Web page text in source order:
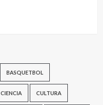
BASQUETBOL
CIENCIA CULTURA